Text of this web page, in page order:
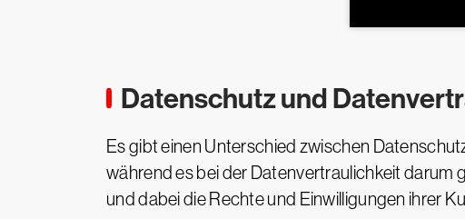
Datenschutz und
Es gibt einen Unterschied zwischen
während es bei der Datenvertraulichkeit darum
und dabei die Rechte und Einwilligungen ihrer